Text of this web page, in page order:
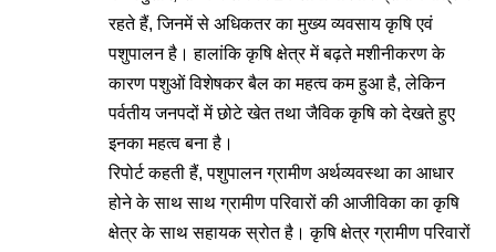
रहते हैं, जिनमें से अधिकतर का मुख्य व्यवसाय कृषि एवं
पशुपालन है। हालांकि कृषि क्षेत्र में बढ़ते मशीनीकरण के
कारण पशुओं विशेषकर बैल का महत्व कम हुआ है, लेकिन
पर्वतीय जनपदों में छोटे खेत तथा जैविक कृषि को देखते हुए
इनका महत्व बना है।
रिपोर्ट कहती हैं, पशुपालन ग्रामीण अर्थव्यवस्था का आधार
होने के साथ साथ ग्रामीण परिवारों की आजीविका का कृषि
क्षेत्र के साथ सहायक स्रोत है। कृषि क्षेत्र ग्रामीण परिवारों